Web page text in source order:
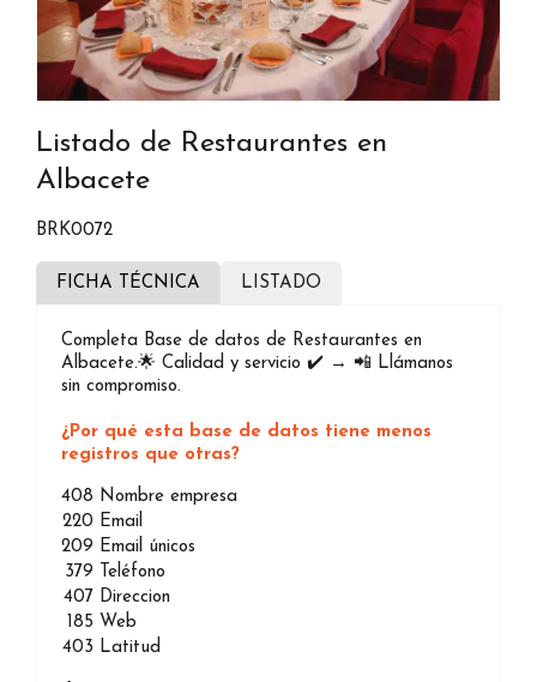
Listado de Restaurantes en
Albacete
BRK0072
FICHA TÉCNICA LISTADO
Completa Base de datos de Restaurantes en
Albacete.🌟 Calidad y servicio ✔️ → 📲 Llámanos
sin compromiso.
¿Por qué esta base de datos tiene menos
registros que otras?
408 Nombre empresa
220 Email
209 Email únicos
379
Teléfono
407 Direccion
185 Web
403 Latitud